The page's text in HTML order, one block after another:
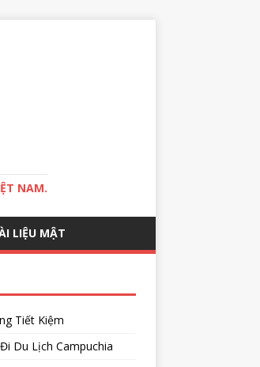
NAM.
LIỆU MẬT
Tiết Kiệm
Du Lịch Campuchia